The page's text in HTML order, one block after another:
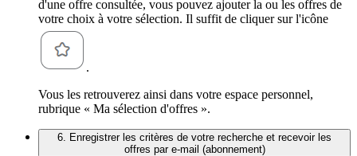
d'une offre consultée, vous pouvez ajouter la ou les offres de
votre choix à votre sélection. Il suffit de cliquer sur l'icône
.
Vous les retrouverez ainsi dans votre espace personnel,
rubrique « Ma sélection d'offres ».
6. Enregistrer les critères de votre recherche et recevoir les
offres par e-mail (abonnement)